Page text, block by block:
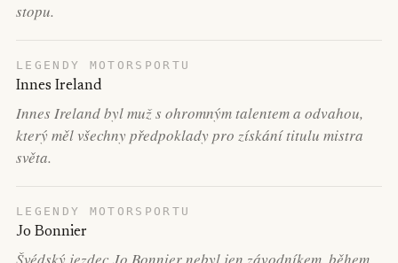
stopu.
LEGENDY MOTORSPORTU
Innes Ireland
Innes Ireland byl muž s ohromným talentem a odvahou,
který měl všechny předpoklady pro získání titulu mistra
světa.
LEGENDY MOTORSPORTU
Jo Bonnier